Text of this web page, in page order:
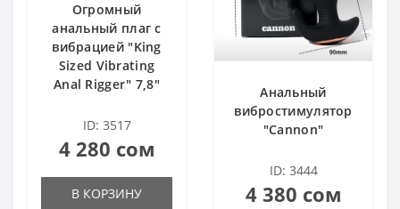
Огромный
анальный плаг с
вибрацией "King
Sized Vibrating
Anal Rigger" 7,8"
ID: 3517
4 280 сом
В КОРЗИНУ
Анальный
вибростимулятор
"Cannon"
ID: 3444
4 380 сом